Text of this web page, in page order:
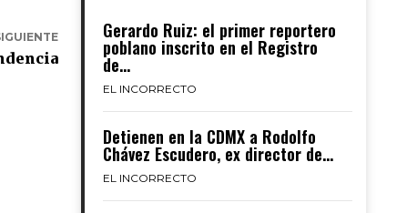
Gerardo Ruiz: el primer reportero
poblano inscrito en el Registro
de...
EL INCORRECTO
Detienen en la CDMX a Rodolfo
Chávez Escudero, ex director de...
EL INCORRECTO